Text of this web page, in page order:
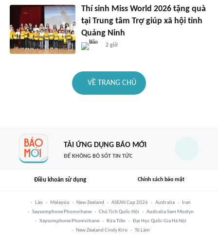
Thí sinh Miss World 2026 tặng quà
tại Trung tâm Trợ giúp xã hội tỉnh
Quảng Ninh
2 giờ
VỀ TRANG CHỦ
TẢI ỨNG DỤNG BÁO MỚI
ĐỂ KHÔNG BỎ SÓT TIN TỨC
Điều khoản sử dụng Chính sách bảo mật
Lào Malaysia New Zealand ASEAN Cup 2026 Australia
Iran
Saysomphone Phomvihane
Chủ Tịch Quốc Hội
Australia Sam Mostyn
Xaysomphone Phomvihane
Rửa Tiền
Đại Học Quốc Gia Hà Nội
New Zealand Cindy Kiro
Tô Lâm